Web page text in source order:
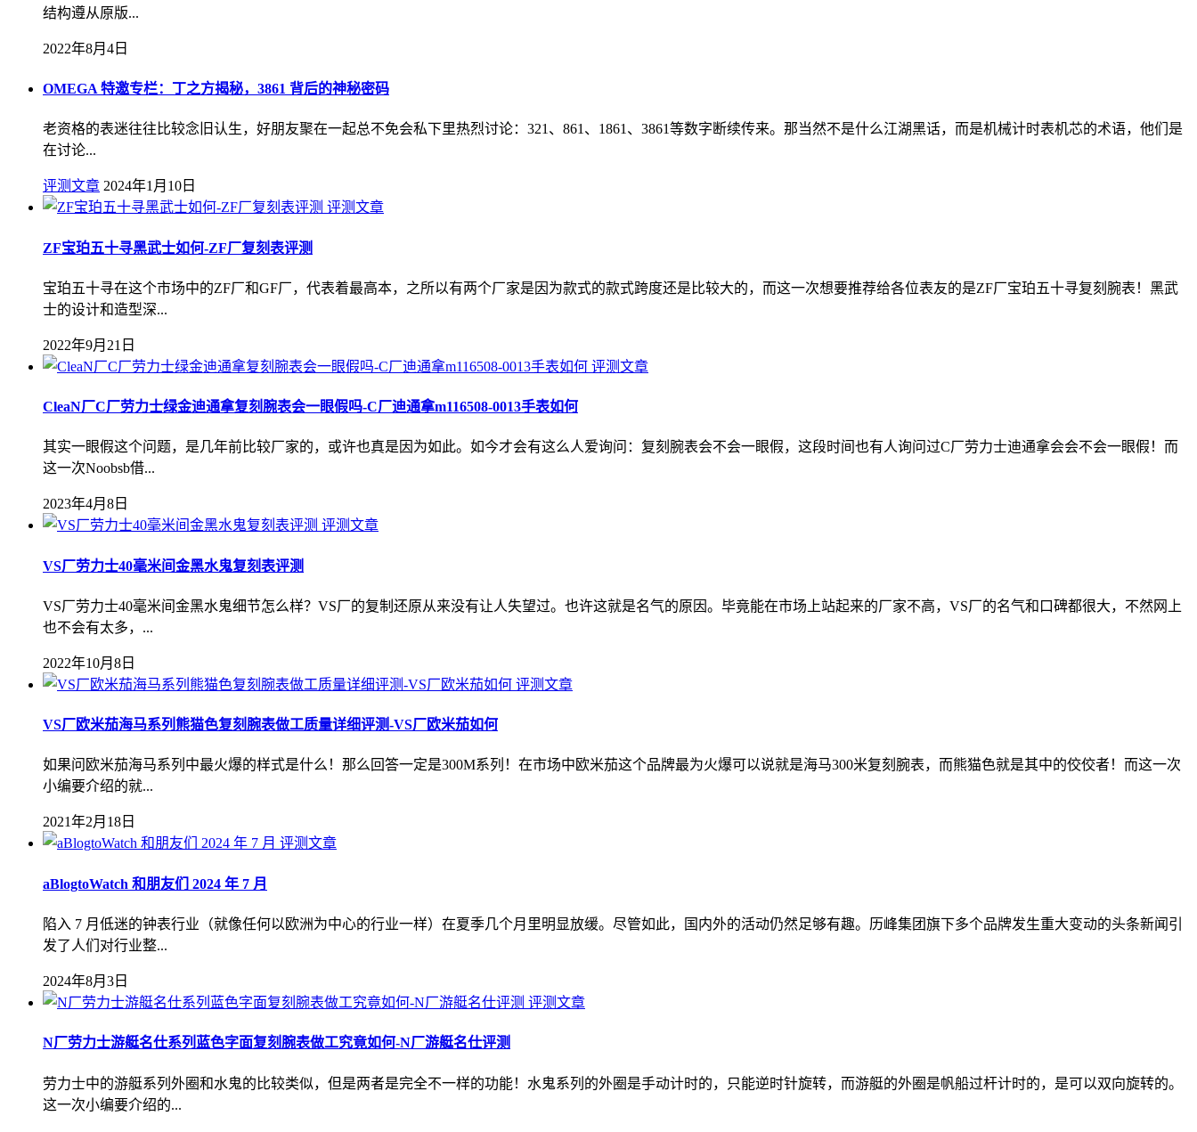
结构遵从原版...
2022年8月4日
OMEGA 特邀专栏：丁之方揭秘，3861 背后的神秘密码
老资格的表迷往往比较念旧认生，好朋友聚在一起总不免会私下里热烈讨论：321、861、1861、3861等数字断续传来。那当然不是什么江湖黑话，而是机械计时表机芯的术语，他们是
在讨论...
评测文章 2024年1月10日
评测文章
ZF宝珀五十寻黑武士如何-ZF厂复刻表评测
宝珀五十寻在这个市场中的ZF厂和GF厂，代表着最高本，之所以有两个厂家是因为款式的款式跨度还是比较大的，而这一次想要推荐给各位表友的是ZF厂宝珀五十寻复刻腕表！黑武
士的设计和造型深...
2022年9月21日
评测文章
CleaN厂C厂劳力士绿金迪通拿复刻腕表会一眼假吗-C厂迪通拿m116508-0013手表如何
其实一眼假这个问题，是几年前比较厂家的，或许也真是因为如此。如今才会有这么人爱询问：复刻腕表会不会一眼假，这段时间也有人询问过C厂劳力士迪通拿会会不会一眼假！而
这一次Noobsb借...
2023年4月8日
评测文章
VS厂劳力士40毫米间金黑水鬼复刻表评测
VS厂劳力士40毫米间金黑水鬼细节怎么样？VS厂的复制还原从来没有让人失望过。也许这就是名气的原因。毕竟能在市场上站起来的厂家不高，VS厂的名气和口碑都很大，不然网上
也不会有太多，...
2022年10月8日
评测文章
VS厂欧米茄海马系列熊猫色复刻腕表做工质量详细评测-VS厂欧米茄如何
如果问欧米茄海马系列中最火爆的样式是什么！那么回答一定是300M系列！在市场中欧米茄这个品牌最为火爆可以说就是海马300米复刻腕表，而熊猫色就是其中的佼佼者！而这一次
小编要介绍的就...
2021年2月18日
评测文章
aBlogtoWatch 和朋友们 2024 年 7 月
陷入 7 月低迷的钟表行业（就像任何以欧洲为中心的行业一样）在夏季几个月里明显放缓。尽管如此，国内外的活动仍然足够有趣。历峰集团旗下多个品牌发生重大变动的头条新闻引
发了人们对行业整...
2024年8月3日
评测文章
N厂劳力士游艇名仕系列蓝色字面复刻腕表做工究竟如何-N厂游艇名仕评测
劳力士中的游艇系列外圈和水鬼的比较类似，但是两者是完全不一样的功能！水鬼系列的外圈是手动计时的，只能逆时针旋转，而游艇的外圈是帆船过杆计时的，是可以双向旋转的。
这一次小编要介绍的...